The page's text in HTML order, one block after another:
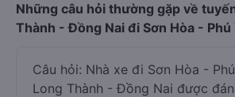
Những câu hỏi thường gặp về
Thành - Đồng Nai đi Sơn Hòa - Phú
Câu hỏi: Nhà xe đi Sơn Hòa -
Long Thành - Đồng Nai được